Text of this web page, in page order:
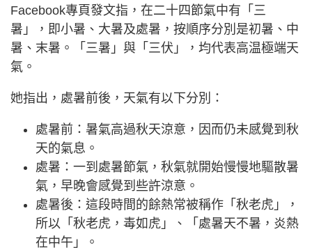
Facebook專頁發文指，在二十四節氣中有「三
暑」，即小暑、大暑及處暑，按順序分別是初暑、中
暑、末暑。「三暑」與「三伏」，均代表高温極端天
氣。
她指出，處暑前後，天氣有以下分別：
處暑前：暑氣高過秋天涼意，因而仍未感覺到秋
天的氣息。
處暑：一到處暑節氣，秋氣就開始慢慢地驅散暑
氣，早晚會感覺到些許涼意。
處暑後：這段時間的餘熱常被稱作「秋老虎」，
所以「秋老虎，毒如虎」、「處暑天不暑，炎熱
在中午」。